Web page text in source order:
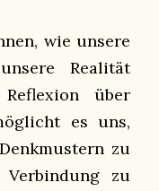
wie unsere
Realität
über
es uns,
zu
zu